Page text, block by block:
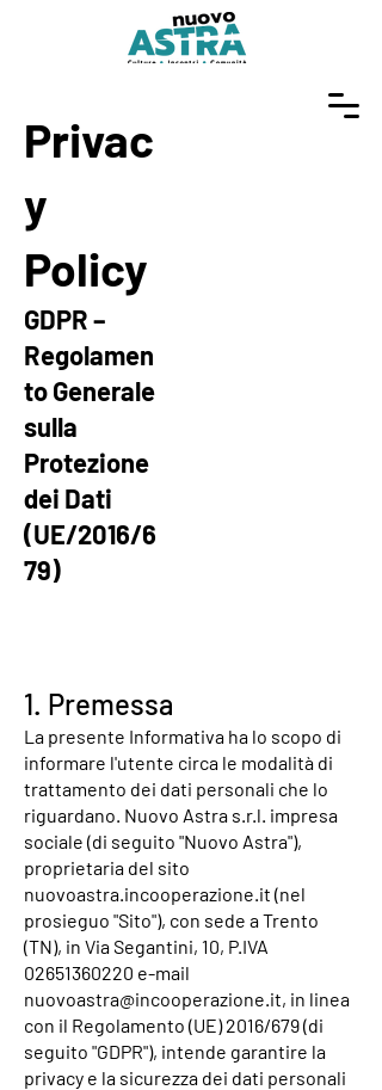
Privac
y
Policy
GDPR –
Regolamen
to Generale
sulla
Protezione
dei Dati
(UE/2016/6
79)
1. Premessa
La presente Informativa ha lo scopo di
informare l'utente circa le modalità di
trattamento dei dati personali che lo
riguardano. Nuovo Astra s.r.l. impresa
sociale (di seguito "Nuovo Astra"),
proprietaria del sito
nuovoastra.incooperazione.it (nel
prosieguo "Sito"), con sede a Trento
(TN), in Via Segantini, 10, P.IVA
02651360220 e-mail
nuovoastra@incooperazione.it, in linea
con il Regolamento (UE) 2016/679 (di
seguito "GDPR"), intende garantire la
privacy e la sicurezza dei dati personali